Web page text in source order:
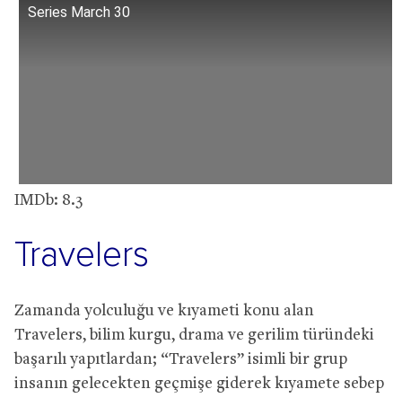
Series March 30
IMDb: 8.3
Travelers
Zamanda yolculuğu ve kıyameti konu alan
Travelers, bilim kurgu, drama ve gerilim türündeki
başarılı yapıtlardan; “Travelers” isimli bir grup
insanın gelecekten geçmişe giderek kıyamete sebep